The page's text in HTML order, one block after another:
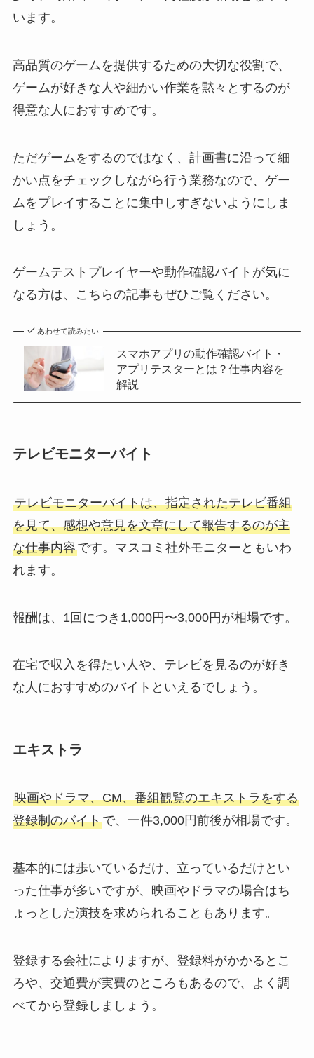
います。
高品質のゲームを提供するための大切な役割で、
ゲームが好きな人や細かい作業を黙々とするのが
得意な人におすすめです。
ただゲームをするのではなく、計画書に沿って細
かい点をチェックしながら行う業務なので、ゲー
ムをプレイすることに集中しすぎないようにしま
しょう。
ゲームテストプレイヤーや動作確認バイトが気に
なる方は、こちらの記事もぜひご覧ください。
あわせて読みたい
スマホアプリの動作確認バイト・
アプリテスターとは？仕事内容を
解説
テレビモニターバイト
テレビモニターバイトは、指定されたテレビ番組
を見て、感想や意見を文章にして報告するのが主
な仕事内容です。マスコミ社外モニターともいわ
れます。
報酬は、1回につき1,000円〜3,000円が相場です。
在宅で収入を得たい人や、テレビを見るのが好き
な人におすすめのバイトといえるでしょう。
エキストラ
映画やドラマ、CM、番組観覧のエキストラをする
登録制のバイトで、一件3,000円前後が相場です。
基本的には歩いているだけ、立っているだけとい
った仕事が多いですが、映画やドラマの場合はち
ょっとした演技を求められることもあります。
登録する会社によりますが、登録料がかかるとこ
ろや、交通費が実費のところもあるので、よく調
べてから登録しましょう。